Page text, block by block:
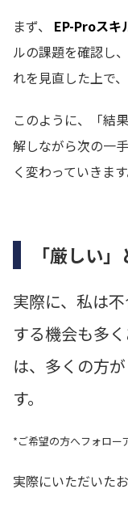
まず、 EP-Proスキ
ルの課題を確認し
れを見直した上で
このように、「結
解しながら次の一
く変わっていきます
「厳しい
実際に、私は
する機会も多
は、多くの方
す。
*ご希望の方へフォロー
実際にいただいた